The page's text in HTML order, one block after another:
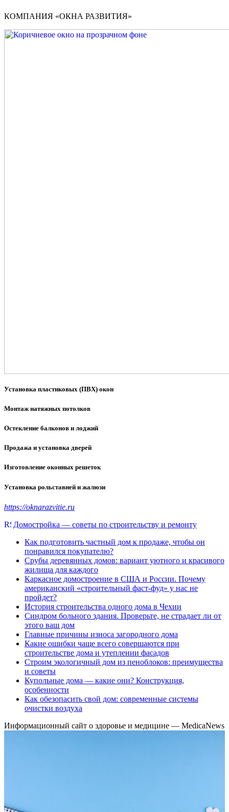
КОМПАНИЯ «ОКНА РАЗВИТИЯ»
Установка пластиковых (ПВХ) окон
Монтаж натяжных потолков
Остекление балконов и лоджий
Продажа и установка дверей
Изготовление оконных решеток
Установка рольставней и жалюзи
https://oknarazvitie.ru
Домостройка — советы по строительству и ремонту
Как подготовить частный дом к продаже, чтобы он
понравился покупателю?
Срубы деревянных домов: вариант уютного и красивого
жилища для каждого
Каркасное домостроение в США и России. Почему
американский «строительный фаст-фуд» у нас не
пройдет?
История строительства одного дома в Чехии
Синдром больного здания. Проверьте, не страдает ли от
этого ваш дом
Главные причины износа загородного дома
Какие ошибки чаще всего совершаются при
строительстве дома и утеплении фасадов
Строим экологичный дом из пеноблоков: преимущества
и советы
Купольные дома — какие они? Конструкция,
особенности
Как обезопасить свой дом: современные системы
очистки воздуха
Информационный сайт о здоровье и медицине — MedicaNews